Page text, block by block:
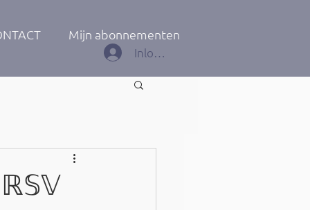
Mijn abonnementen
Inloggen